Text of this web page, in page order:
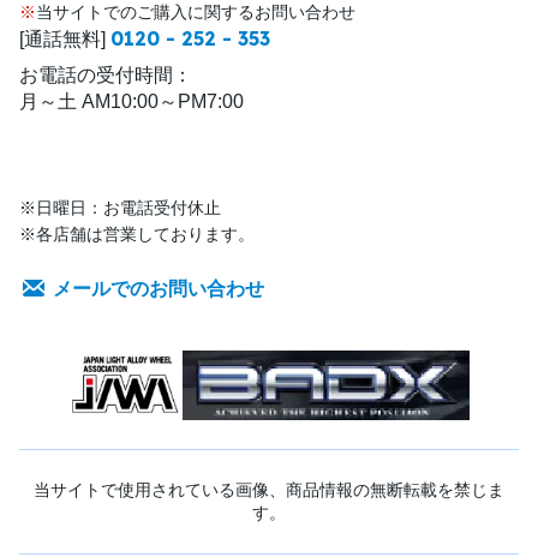
※当サイトでのご購入に関するお問い合わせ
[通話無料] 0120 - 252 - 353
お電話の受付時間：
月～土 AM10:00～PM7:00
※日曜日：お電話受付休止
※各店舗は営業しております。
メールでのお問い合わせ
当サイトで使用されている画像、商品情報の無断転載を禁じま
す。